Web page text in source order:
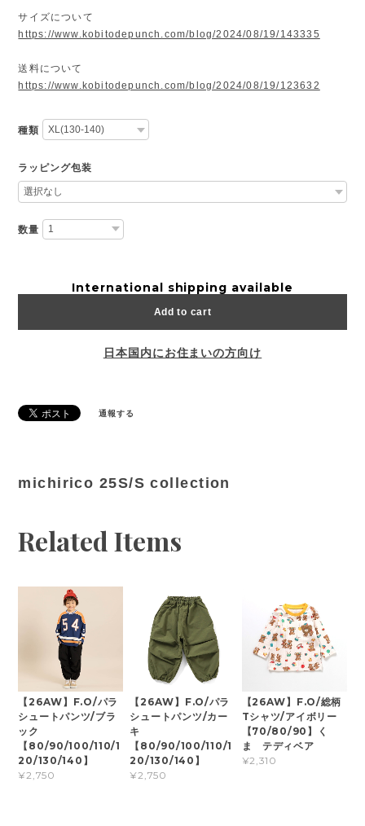
サイズについて
https://www.kobitodepunch.com/blog/2024/08/19/143335
送料について
https://www.kobitodepunch.com/blog/2024/08/19/123632
種類
ラッピング包装
数量
International shipping available
Add to cart
日本国内にお住まいの方向け
通報する
michirico 25S/S collection
Related Items
【26AW】F.O/パラ
シュートパンツ/ブラ
ック
【80/90/100/110/1
20/130/140】
¥2,750
【26AW】F.O/パラ
シュートパンツ/カー
キ
【80/90/100/110/1
20/130/140】
¥2,750
【26AW】F.O/総柄
Tシャツ/アイボリー
【70/80/90】く
ま テディベア
¥2,310